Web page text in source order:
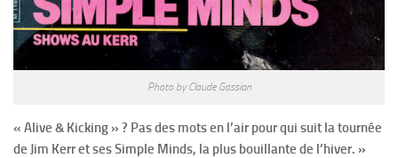
Photo by Claude Gassian
« Alive & Kicking » ? Pas des mots en l’air pour qui suit la tournée
de Jim Kerr et ses Simple Minds, la plus bouillante de l’hiver. »